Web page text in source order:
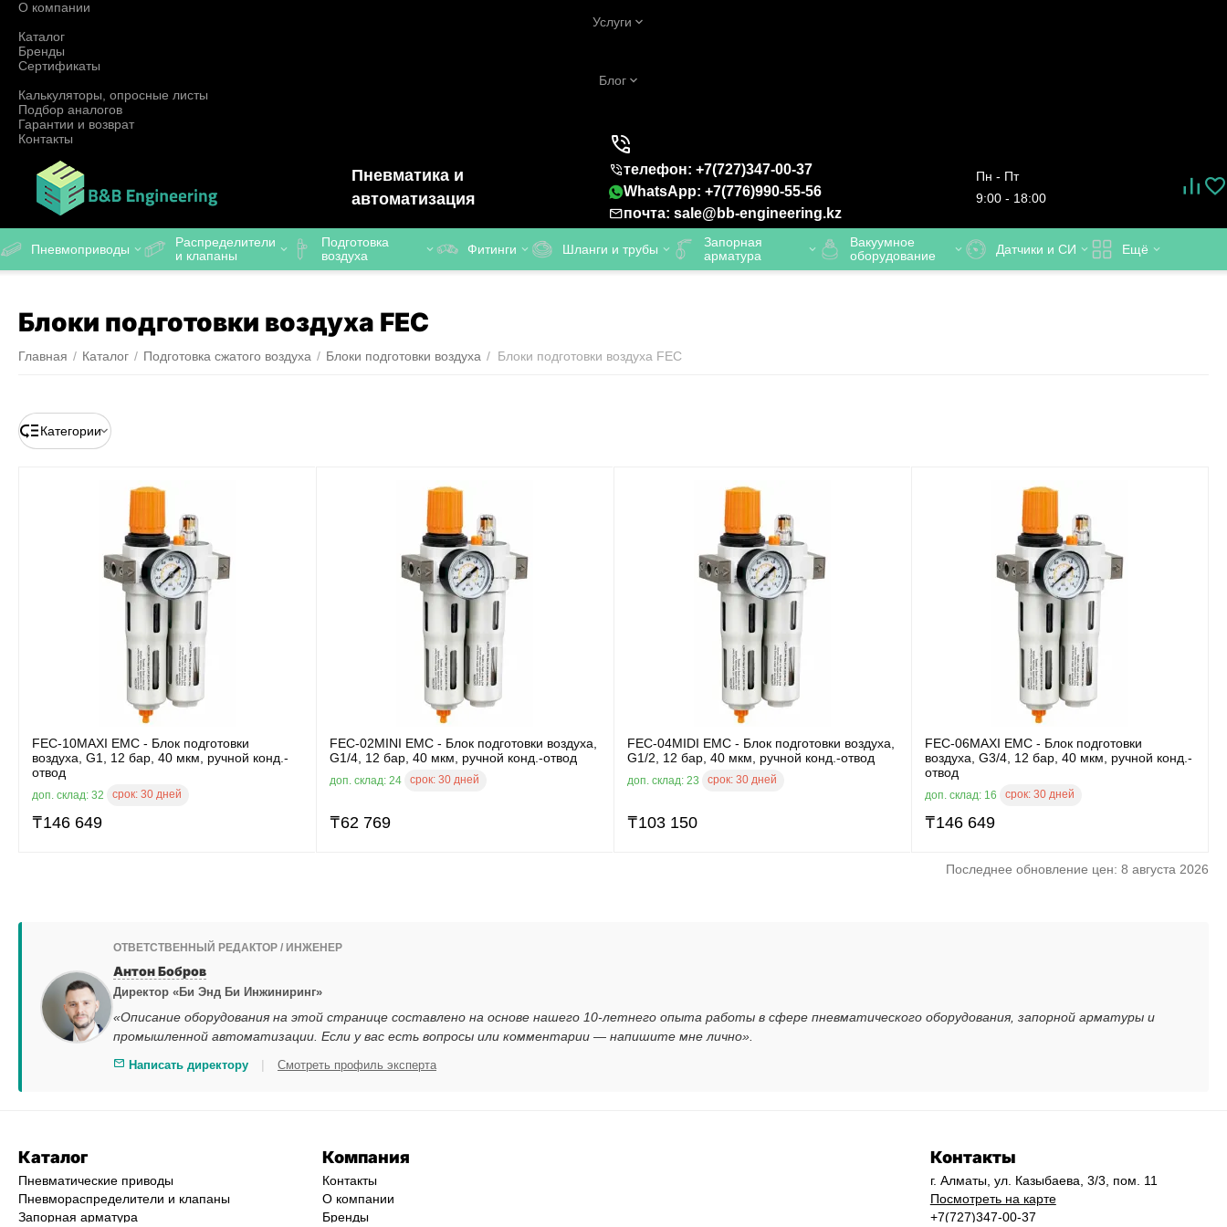
О компании
Услуги
Каталог
Бренды
Сертификаты
Блог
Калькуляторы, опросные листы
Подбор аналогов
Гарантии и возврат
Контакты
Пневматика и
автоматизация
телефон: +7(727)347-00-37
WhatsApp: +7(776)990-55-56
почта: sale@bb-engineering.kz
Пн - Пт
9:00 - 18:00
Пневмоприводы
Распределители
и клапаны
Подготовка
воздуха
Фитинги Шланги и трубы
Запорная
арматура
Вакуумное
оборудование
Датчики и СИ Ещё
Блоки подготовки воздуха FEC
Главная / Каталог / Подготовка сжатого воздуха / Блоки подготовки воздуха / Блоки подготовки воздуха FEC
Категории
FEC-10MAXI EMC - Блок подготовки
воздуха, G1, 12 бар, 40 мкм, ручной конд.-
отвод
доп. склад: 32 срок: 30 дней
₸146 649
FEC-02MINI EMC - Блок подготовки воздуха,
G1/4, 12 бар, 40 мкм, ручной конд.-отвод
доп. склад: 24 срок: 30 дней
₸62 769
FEC-04MIDI EMC - Блок подготовки воздуха,
G1/2, 12 бар, 40 мкм, ручной конд.-отвод
доп. склад: 23 срок: 30 дней
₸103 150
FEC-06MAXI EMC - Блок подготовки
воздуха, G3/4, 12 бар, 40 мкм, ручной конд.-
отвод
доп. склад: 16 срок: 30 дней
₸146 649
Последнее обновление цен: 8 августа 2026
ОТВЕТСТВЕННЫЙ РЕДАКТОР / ИНЖЕНЕР
Антон Бобров
Директор «Би Энд Би Инжиниринг»
«Описание оборудования на этой странице составлено на основе нашего 10-летнего опыта работы в сфере пневматического оборудования, запорной арматуры и
промышленной автоматизации. Если у вас есть вопросы или комментарии — напишите мне лично».
Написать директору | Смотреть профиль эксперта
Каталог
Пневматические приводы
Пневмораспределители и клапаны
Запорная арматура
Компания
Контакты
О компании
Бренды
Контакты
г. Алматы, ул. Казыбаева, 3/3, пом. 11
Посмотреть на карте
+7(727)347-00-37